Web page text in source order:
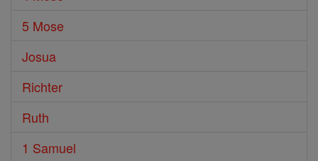
5 Mose
Josua
Richter
Ruth
1 Samuel